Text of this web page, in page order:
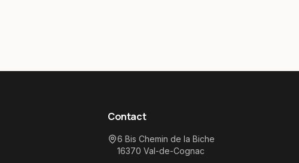
Contact
6 Bis Chemin de la Biche
16370 Val-de-Cognac